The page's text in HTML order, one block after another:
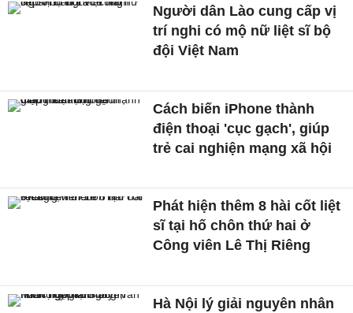
Người dân Lào cung cấp vị
trí nghi có mộ nữ liệt sĩ bộ
đội Việt Nam
Cách biến iPhone thành
điện thoại 'cục gạch', giúp
trẻ cai nghiện mạng xã hội
Phát hiện thêm 8 hài cốt liệt
sĩ tại hố chôn thứ hai ở
Công viên Lê Thị Riêng
Hà Nội lý giải nguyên nhân